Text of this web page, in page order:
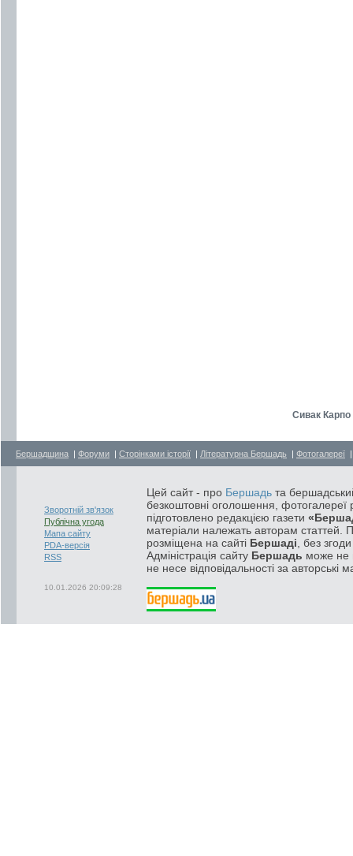
Сивак
Бершадщина | Форуми | Сторінками історії | Літературна Бершадь | Фотогалереї
Зворотній зв'язок
Публічна угода
Мапа сайту
PDA-версія
RSS
10.01.2026 20:09:28
Цей сайт - про Бершадь та
безкоштовні оголошення, фотогалереї
підготовлено редакцією газети
матеріали належать авторам статтей.
розміщена на сайті Бершаді , без
Адміністрація сайту Бершадь може не
не несе відповідальності за авторські